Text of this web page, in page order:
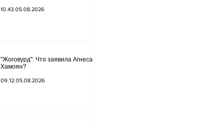
постов в Сюнике. Начальник
10.43.05.08.2026
"Жоговурд": Что заявила Агнеса
Хамоян?
09.12.05.08.2026